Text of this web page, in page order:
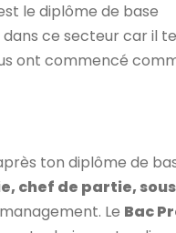
le diplôme de base
ce secteur car il te
ont commencé
ton diplôme de
chef de partie,
Le Bac